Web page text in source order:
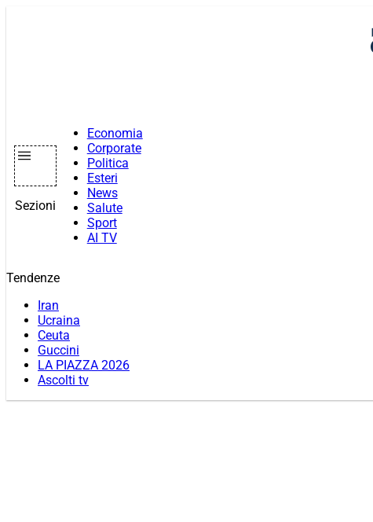
Sezioni
Economia
Corporate
Politica
Esteri
News
Salute
Sport
AI TV
Tendenze
Iran
Ucraina
Ceuta
Guccini
LA PIAZZA 2026
Ascolti tv